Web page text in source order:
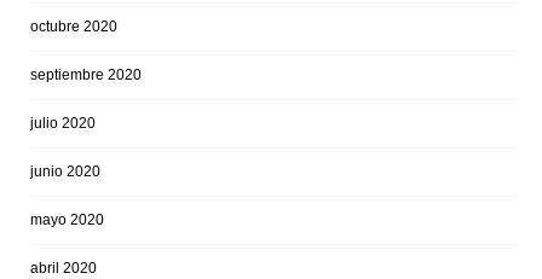
octubre 2020
septiembre 2020
julio 2020
junio 2020
mayo 2020
abril 2020